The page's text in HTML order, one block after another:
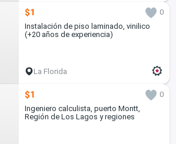
$1
0
Instalación de piso laminado, vinilico
(+20 años de experiencia)
La Florida
$1
0
Ingeniero calculista, puerto Montt,
Región de Los Lagos y regiones